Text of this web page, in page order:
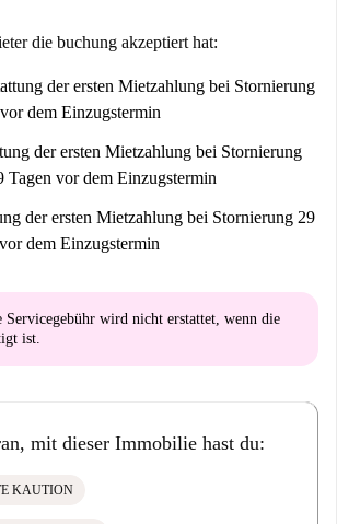
die buchung akzeptiert hat:
der ersten Mietzahlung bei Stornierung
dem Einzugstermin
der ersten Mietzahlung bei Stornierung
Tagen vor dem Einzugstermin
der ersten Mietzahlung bei Stornierung 29
dem Einzugstermin
Servicegebühr wird nicht erstattet, wenn die
ist.
mit dieser Immobilie hast du:
KAUTION